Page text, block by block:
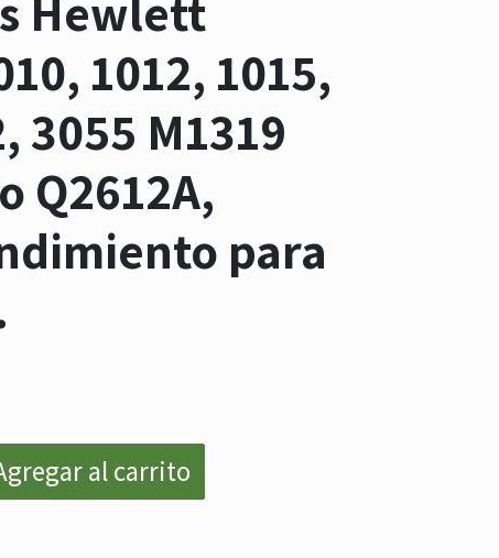
1012, 1015,
3055 M1319
Q2612A,
para
al carrito